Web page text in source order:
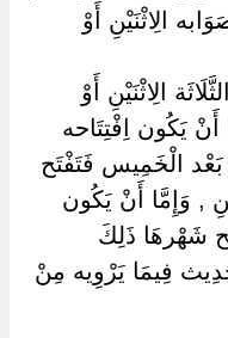
الِاثْنَيْنِ أَوْ
الِاثْنَيْنِ أَوْ
يَكُون اِفْتِتَاحه
الْخَمِيس فَتَفْتَح
, وَإِمَّا أَنْ يَكُون
شَهْرهَا ذَلِكَ
فِيمَا يَرْوِيه مِنْ